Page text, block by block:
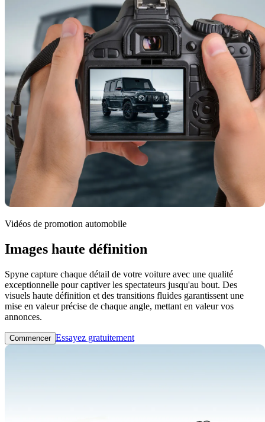
Vidéos de promotion automobile
Images haute définition
Spyne capture chaque détail de votre voiture avec une qualité
exceptionnelle pour captiver les spectateurs jusqu'au bout. Des
visuels haute définition et des transitions fluides garantissent une
mise en valeur précise de chaque angle, mettant en valeur vos
annonces.
Commencer Essayez gratuitement